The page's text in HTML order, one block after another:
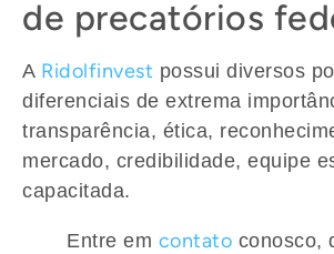
de precatórios
A Ridolfinvest possui diversos
diferenciais de extrema
transparência, ética,
mercado, credibilidade, equipe
capacitada.
Entre em contato conosco,